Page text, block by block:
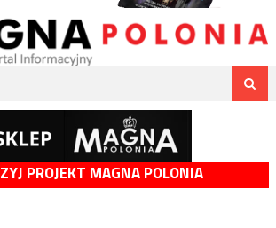
PROJEKT MAGNA POLONIA